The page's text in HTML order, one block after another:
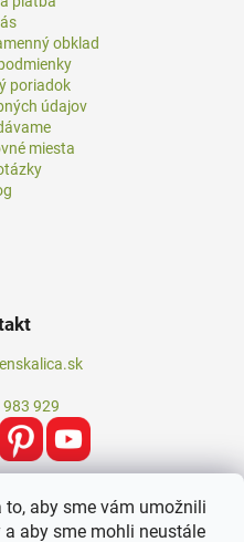
to, aby sme vám umožnili
aby sme mohli neustále
obklad
poriadok
údajov
miesta
929